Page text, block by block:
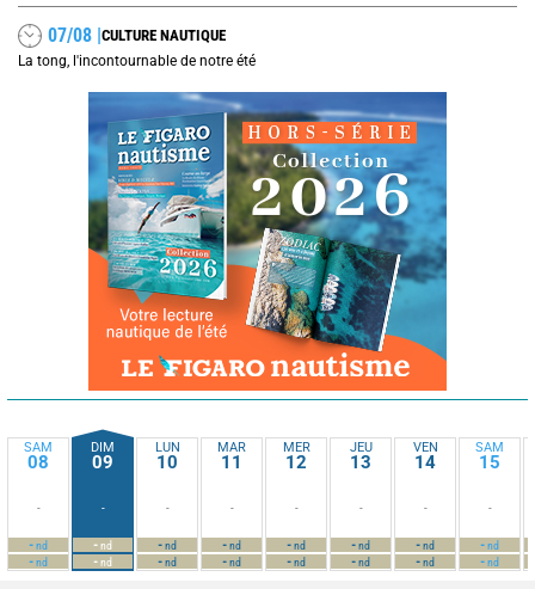
07/08 |CULTURE NAUTIQUE
La tong, l'incontournable de notre été
SAM
08
-
-nd
-nd
DIM
09
-
-nd
-nd
LUN
10
-
-nd
-nd
MAR
11
-
-nd
-nd
MER
12
-
-nd
-nd
JEU
13
-
-nd
-nd
VEN
14
-
-nd
-nd
SAM
15
-
-nd
-nd